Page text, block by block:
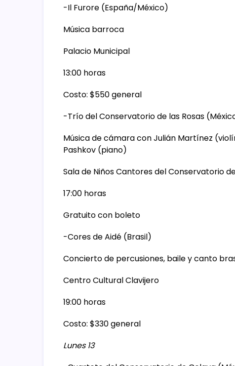
-Il Furore (España/México)
Música barroca
Palacio Municipal
13:00 horas
Costo: $550 general
-Trío del Conservatorio de las Rosas
Música de cámara con Julián Martínez
Pashkov (piano)
Sala de Niños Cantores del Conservatorio
17:00 horas
Gratuito con boleto
-Cores de Aidé (Brasil)
Concierto de percusiones, baile y canto
Centro Cultural Clavijero
19:00 horas
Costo: $330 general
Lunes 13